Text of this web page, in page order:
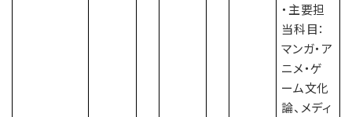
・主要担
当科目：
マンガ・ア
ニメ・ゲ
ーム文化
論、メディ